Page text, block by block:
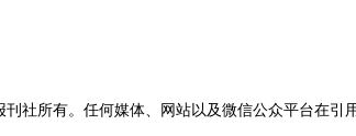
社所有。任何媒体、网站以及微信公众平台在